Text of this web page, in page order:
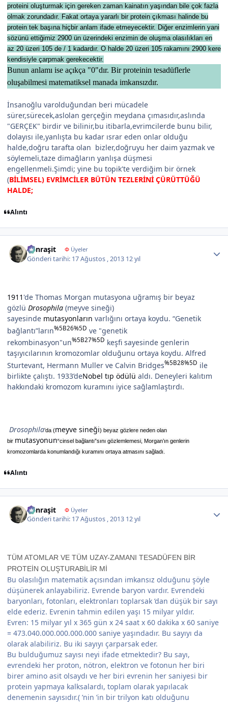
proteini oluşturmak için gereken zaman kainatın yaşından bile çok fazla
olmak zorundadır. Fakat ortaya yararlı bir protein çıkması halinde bu
protein tek başına hiçbir anlam ifade etmeyecektir. Diğer enzimlerin yani
sözünü ettiğimiz 2900 ün üzerindeki enzimin de oluşma olasılıkları en
az 20 üzeri 105 de / 1 kadardır. O halde 20 üzeri 105 rakamını 2900 kere
kendisiyle çarpmak gerekecektir.
Bunun anlamı ise açıkça "0"dır. Bir proteinin tesadüflerle
oluşabilmesi matematiksel manada imkansızdır.
İnsanoğlu varolduğundan beri mücadele
sürer,sürecek,aslolan gerçeğin meydana çımasıdır,aslında
"GERÇEK" birdir ve bilinir,bu itibarla,evrimcilerde bunu bilir,
dolayısı ile,yanlışta bu kadar ısrar eden onlar olduğu
halde,doğru tarafta olan bizler,doğruyu her daim yazmak ve
söylemeli,taze dimağların yanlışa düşmesi
engellenmeli.Şimdi; yine bu topik'te verdiğim bir örnek
(BİLİMSEL) EVRİMCİLER BÜTÜN TEZLERİNİ ÇÜRÜTTÜĞÜ
HALDE;
Alıntı
Canraşit ΦÜyeler
Gönderi tarihi: 17 Ağustos , 2013 12 yıl
1911 'de Thomas Morgan mutasyona uğramış bir beyaz
gözlü Drosophila (meyve sineği)
sayesinde mutasyonların varlığını ortaya koydu. “Genetik
bağlantı”ların%5B26%5D ve "genetik
rekombinasyon"un%5B27%5D keşfi sayesinde genlerin
taşıyıcılarının kromozomlar olduğunu ortaya koydu. Alfred
Sturtevant, Hermann Muller ve Calvin Bridges%5B28%5D ile
birlikte çalıştı. 1933’deNobel tıp ödülü aldı. Deneyleri kalıtım
hakkındaki kromozom kuramını iyice sağlamlaştırdı.
Drosophila’da (meyve sineği) beyaz gözlere neden olan
bir mutasyonun“cinsel bağlantı”sını gözlemlemesi, Morgan’ın genlerin
kromozomlarda konumlandığı kuramını ortaya atmasını sağladı.
Alıntı
Canraşit ΦÜyeler
Gönderi tarihi: 17 Ağustos , 2013 12 yıl
TÜM ATOMLAR VE TÜM UZAY-ZAMANI TESADÜFEN BİR
PROTEİN OLUŞTURABİLİR Mİ
Bu olasılığın matematik açısından imkansız olduğunu şöyle
düşünerek anlayabiliriz. Evrende baryon vardır. Evrendeki
baryonları, fotonları, elektronları toplarsak ’dan düşük bir sayı
elde ederiz. Evrenin tahmin edilen yaşı 15 milyar yıldır.
Evren: 15 milyar yıl x 365 gün x 24 saat x 60 dakika x 60 saniye
= 473.040.000.000.000.000 saniye yaşındadır. Bu sayıyı da
olarak alabiliriz. Bu iki sayıyı çarparsak eder.
Bu bulduğumuz sayısı neyi ifade etmektedir? Bu sayı,
evrendeki her proton, nötron, elektron ve fotonun her biri
birer amino asit olsaydı ve her biri evrenin her saniyesi bir
protein yapmaya kalksalardı, toplam olarak yapılacak
denemenin sayısıdır.( ’nin ’in bir trilyon katı olduğunu